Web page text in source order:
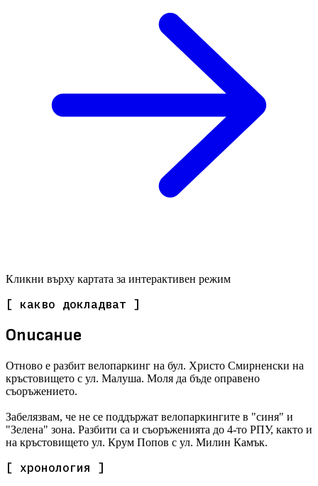
Кликни върху картата за интерактивен режим
[ какво докладват ]
Описание
Отново е разбит велопаркинг на бул. Христо Смирненски на
кръстовището с ул. Малуша. Моля да бъде оправено
съоръжението.
Забелязвам, че не се поддържат велопаркингите в "синя" и
"Зелена" зона. Разбити са и съоръженията до 4-то РПУ, както и
на кръстовището ул. Крум Попов с ул. Милин Камък.
[ хронология ]